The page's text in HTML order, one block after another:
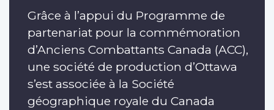
Grâce à l’appui du Programme de
partenariat pour la commémoration
d’Anciens Combattants Canada (ACC),
une société de production d’Ottawa
s’est associée à la Société
géographique royale du Canada